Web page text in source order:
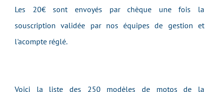
Les 20€ sont envoyés par chèque une fois la
souscription validée par nos équipes de gestion et
l'acompte réglé.
Voici la liste des 250 modèles de motos de la